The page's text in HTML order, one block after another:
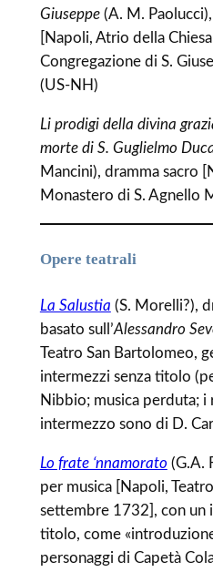
Giuseppe(A. M. Paolucci),
[Napoli, Atrio della
Congregazione di S.
(US-NH)
Li prodigi della divina
morte di S. Guglielmo
Mancini), dramma sacro
Monastero di S. Agnello
Opere teatrali
La Salustia (S. Morelli?),
basato sull’Alessandro
Teatro San Bartolomeo,
intermezzi senza titolo
Nibbio; musica perduta; i
intermezzo sono di D.
Lo frate ‘nnamorato (G.A.
per musica [Napoli,
settembre 1732], con un
titolo, come
personaggi di Capetà